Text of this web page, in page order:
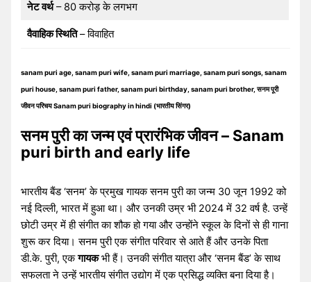
नेट वर्थ– 80 करोड़ के लगभग
वैवाहिक स्थिति– विवाहित
sanam puri age, sanam puri wife, sanam puri marriage, sanam puri songs, sanam
puri house, sanam puri father, sanam puri birthday, sanam puri brother, सनम पूरी
जीवन परिचय Sanam puri biography in hindi (भारतीय सिंगर)
सनम पुरी का जन्म एवं प्रारंभिक जीवन – Sanam
puri birth and early life
भारतीय बैंड ‘सनम’ के प्रमुख गायक सनम पुरी का जन्म 30 जून 1992 को
नई दिल्ली, भारत में हुआ था। और उनकी उम्र भी 2024 में 32 वर्ष है. उन्हें
छोटी उम्र में ही संगीत का शौक हो गया और उन्होंने स्कूल के दिनों से ही गाना
शुरू कर दिया। सनम पुरी एक संगीत परिवार से आते हैं और उनके पिता
डी.के. पुरी, एकगायकभी हैं। उनकी संगीत यात्रा और ‘सनम बैंड’ के साथ
सफलता ने उन्हें भारतीय संगीत उद्योग में एक प्रसिद्ध व्यक्ति बना दिया है।